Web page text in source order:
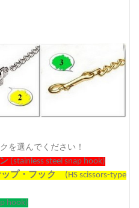
を選んでください！
(stainless steel snap hook)
プ・フック (HS scissors-type
hook)